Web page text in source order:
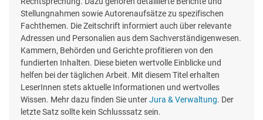
Stellungnahmen sowie Autorenaufsätze zu spezifischen
Fachthemen. Die Zeitschrift informiert auch über relevante
Adressen und Personalien aus dem Sachverständigenwesen.
Kammern, Behörden und Gerichte profitieren von den
fundierten Inhalten. Diese bieten wertvolle Einblicke und
helfen bei der täglichen Arbeit. Mit diesem Titel erhalten
LeserInnen stets aktuelle Informationen und wertvolles
Wissen. Mehr dazu finden Sie unterJura & Verwaltung. Der
letzte Satz sollte kein Schlusssatz sein.